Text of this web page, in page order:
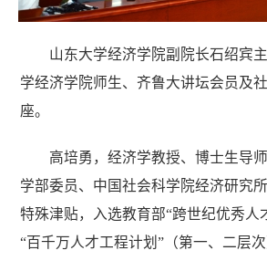
山东大学经济学院副院长石绍宾
学经济学院师生、齐鲁大讲坛会员及
座。
高培勇，经济学教授、博士生导
学部委员、中国社会科学院经济研究
特殊津贴，入选教育部“跨世纪优秀人
“百千万人才工程计划”（第一、二层